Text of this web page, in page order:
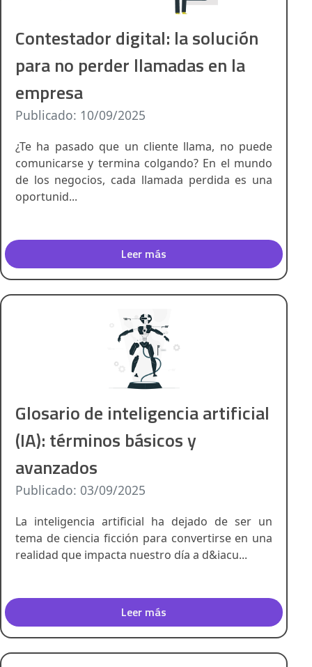
Contestador digital: la solución
para no perder llamadas en la
empresa
Publicado: 10/09/2025
¿Te ha pasado que un cliente llama, no puede
comunicarse y termina colgando? En el mundo
de los negocios, cada llamada perdida es una
oportunid...
Leer más
Glosario de inteligencia artificial
(IA): términos básicos y
avanzados
Publicado: 03/09/2025
La inteligencia artificial ha dejado de ser un
tema de ciencia ficción para convertirse en una
realidad que impacta nuestro día a d&iacu...
Leer más